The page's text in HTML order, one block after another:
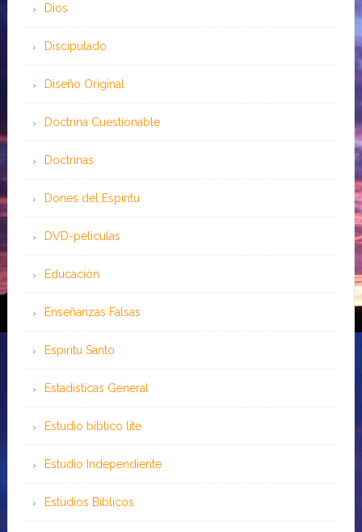
Dios
Discipulado
Diseño Original
Doctrina Cuestionable
Doctrinas
Dones del Espíritu
DVD-peliculas
Educación
Enseñanzas Falsas
Espíritu Santo
Estadísticas General
Estudio bíblico lite
Estudio Independiente
Estudios Bíblicos